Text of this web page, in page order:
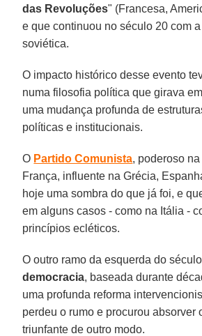
das Revoluções" (Francesa,
e que continuou no século 20 com
soviética.
O impacto histórico desse evento
numa filosofia política que girava
uma mudança profunda de
políticas e institucionais.
O Partido Comunista, poderoso
França, influente na Grécia,
hoje uma sombra do que já foi, e
em alguns casos - como na Itália -
princípios ecléticos.
O outro ramo da esquerda do
democracia, baseada durante
uma profunda reforma
perdeu o rumo e procurou absorver
triunfante de outro modo.